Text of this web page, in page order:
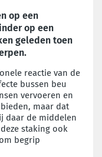
op een
op een
geleden toen
reactie van de
bussen beu
vervoeren en
maar dat
daar de middelen
staking ook
begrip